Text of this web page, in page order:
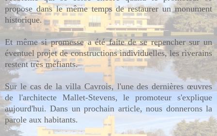
propose dans le même temps de restaurer un monument
historique.
Et même si promesse a été faite de se repencher sur un
éventuel projet de constructions individuelles, les riverains
restent très méfiants.
Sur le cas de la villa Cavrois, l'une des dernières œuvres
de l'architecte Mallet-Stevens, le promoteur s'explique
aujourd'hui. Dans un prochain article, nous donnerons la
parole aux habitants.